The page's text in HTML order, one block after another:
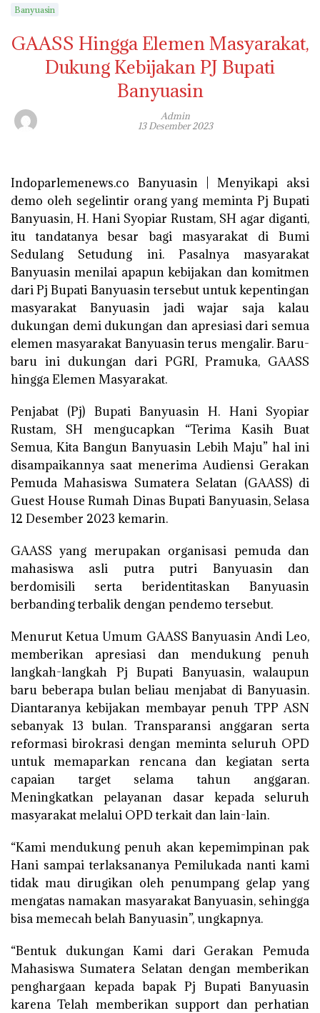
Banyuasin
GAASS Hingga Elemen Masyarakat,
Dukung Kebijakan PJ Bupati
Banyuasin
Admin
13 Desember 2023
Indoparlemenews.co Banyuasin | Menyikapi aksi
demo oleh segelintir orang yang meminta Pj Bupati
Banyuasin, H. Hani Syopiar Rustam, SH agar diganti,
itu tandatanya besar bagi masyarakat di Bumi
Sedulang Setudung ini. Pasalnya masyarakat
Banyuasin menilai apapun kebijakan dan komitmen
dari Pj Bupati Banyuasin tersebut untuk kepentingan
masyarakat Banyuasin jadi wajar saja kalau
dukungan demi dukungan dan apresiasi dari semua
elemen masyarakat Banyuasin terus mengalir. Baru-
baru ini dukungan dari PGRI, Pramuka, GAASS
hingga Elemen Masyarakat.
Penjabat (Pj) Bupati Banyuasin H. Hani Syopiar
Rustam, SH mengucapkan “Terima Kasih Buat
Semua, Kita Bangun Banyuasin Lebih Maju” hal ini
disampaikannya saat menerima Audiensi Gerakan
Pemuda Mahasiswa Sumatera Selatan (GAASS) di
Guest House Rumah Dinas Bupati Banyuasin, Selasa
12 Desember 2023 kemarin.
GAASS yang merupakan organisasi pemuda dan
mahasiswa asli putra putri Banyuasin dan
berdomisili serta beridentitaskan Banyuasin
berbanding terbalik dengan pendemo tersebut.
Menurut Ketua Umum GAASS Banyuasin Andi Leo,
memberikan apresiasi dan mendukung penuh
langkah-langkah Pj Bupati Banyuasin, walaupun
baru beberapa bulan beliau menjabat di Banyuasin.
Diantaranya kebijakan membayar penuh TPP ASN
sebanyak 13 bulan. Transparansi anggaran serta
reformasi birokrasi dengan meminta seluruh OPD
untuk memaparkan rencana dan kegiatan serta
capaian target selama tahun anggaran.
Meningkatkan pelayanan dasar kepada seluruh
masyarakat melalui OPD terkait dan lain-lain.
“Kami mendukung penuh akan kepemimpinan pak
Hani sampai terlaksananya Pemilukada nanti kami
tidak mau dirugikan oleh penumpang gelap yang
mengatas namakan masyarakat Banyuasin, sehingga
bisa memecah belah Banyuasin”, ungkapnya.
“Bentuk dukungan Kami dari Gerakan Pemuda
Mahasiswa Sumatera Selatan dengan memberikan
penghargaan kepada bapak Pj Bupati Banyuasin
karena Telah memberikan support dan perhatian